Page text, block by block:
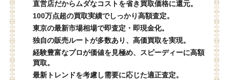
直営店だからムダなコストを省き買取価格に還元。
100万点超の買取実績でしっかり高額査定。
東京の最新市場相場で即査定・即現金化。
独自の販売ルートが多数あり、高価買取を実現。
経験豊富なプロが価値を見極め、スピーディーに高額
買取。
最新トレンドを考慮し需要に応じた適正査定。